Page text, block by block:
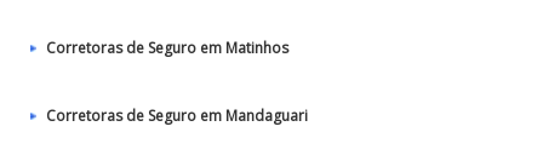
Corretoras de Seguro em Matinhos
Corretoras de Seguro em Mandaguari